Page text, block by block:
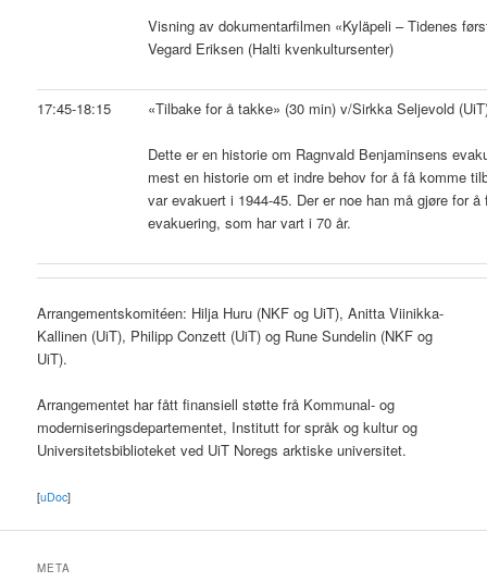
Visning av dokumentarfilmen «Kyläpeli – Tidenes
Vegard Eriksen (Halti kvenkultursenter)
17:45-18:15 «Tilbake for å takke» (30 min) v/Sirkka Seljevold
Dette er en historie om Ragnvald Benjaminsens
mest en historie om et indre behov for å få komme
var evakuert i 1944-45. Der er noe han må gjøre for å
evakuering, som har vart i 70 år.
Arrangementskomitéen: Hilja Huru (NKF og UiT), Anitta Viinikka-
Kallinen (UiT), Philipp Conzett (UiT) og Rune Sundelin (NKF og
UiT).
Arrangementet har fått finansiell støtte frå Kommunal- og
moderniseringsdepartementet, Institutt for språk og kultur og
Universitetsbiblioteket ved UiT Noregs arktiske universitet.
[uDoc]
META